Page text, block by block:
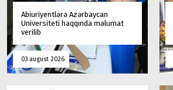
Abiuriyentlərə Azərbaycan
Universiteti haqqında məlumat
verilib
03 august 2026